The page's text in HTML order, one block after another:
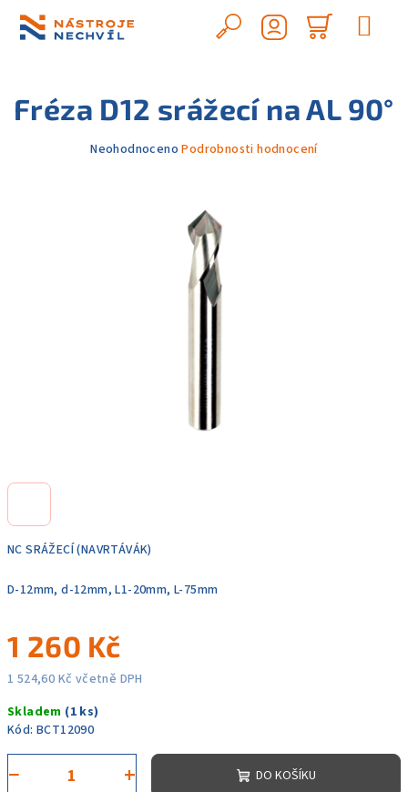
obsah
Hledat
košík
NC SRÁŽECÍ (NAVRTÁVÁK)
D-12mm, d-12mm, L1-20mm, L-75mm
1 260 Kč
1 524,60 Kč včetně DPH
cena:
Skladem (1 ks)
Kód: BCT12090
+
− DO KOŠÍKU
Fréza D12 srážecí na AL 90°
Průměrné
Neohodnoceno Podrobnosti hodnocení